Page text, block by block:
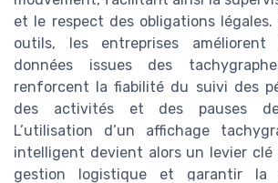
et le respect des obligations
outils, les entreprises
données issues des
renforcent la fiabilité du suivi des
des activités et des pauses
L’utilisation d’un affichage
intelligent devient alors un levier clé
gestion logistique et garantir la